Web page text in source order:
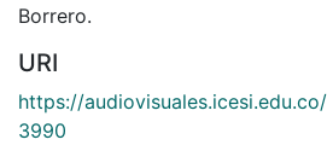
Borrero.
URI
https://
3990